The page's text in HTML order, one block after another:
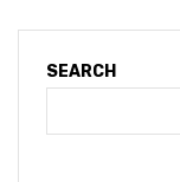
SEARCH